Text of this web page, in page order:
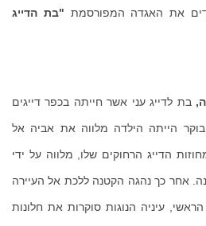
את האגדה המפורסמת "בת הדייג
, בת לדייג עני אשר חייתה בכפר דייגים
הייתה הילדה מלווה את אביה אל
הדייג הרחוקים שלו מלווה על ידי
אחר כך נהגה הקטנה ללכת אל העיירה
עיניה הנוגות סוקרות את חלונות